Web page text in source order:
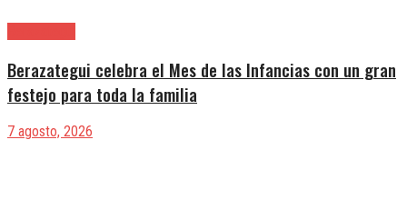
Berazategui celebra el Mes de las Infancias con un gran
festejo para toda la familia
7 agosto, 2026